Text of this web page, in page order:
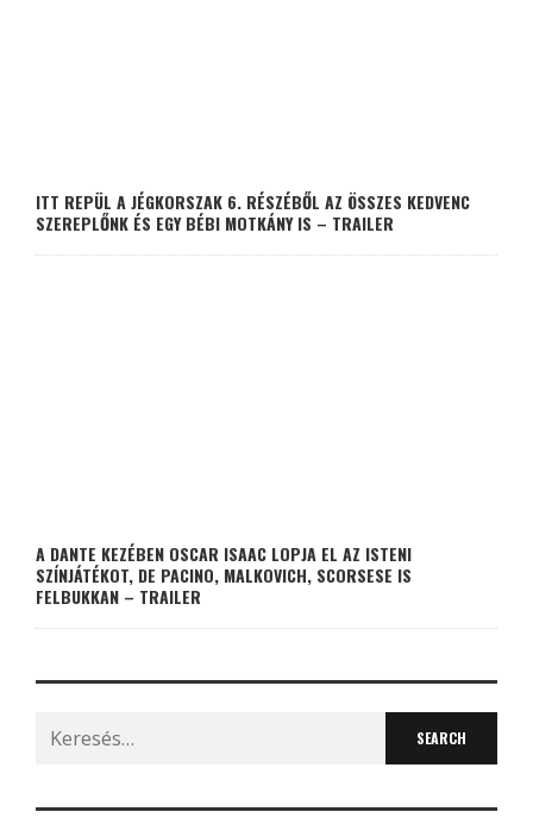
ITT REPÜL A JÉGKORSZAK 6. RÉSZÉBŐL AZ ÖSSZES KEDVENC
SZEREPLŐNK ÉS EGY BÉBI MOTKÁNY IS – TRAILER
A DANTE KEZÉBEN OSCAR ISAAC LOPJA EL AZ ISTENI
SZÍNJÁTÉKOT, DE PACINO, MALKOVICH, SCORSESE IS
FELBUKKAN – TRAILER
Search
for: